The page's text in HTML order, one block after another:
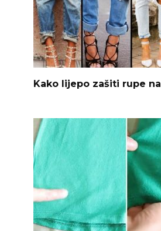
Kako lijepo zašiti rupe